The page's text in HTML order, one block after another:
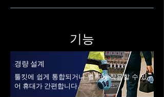
기능
경량 설계
툴킷에 쉽게 통합되거나 벨트에 착용할 수 있
어 휴대가 간편합니다.